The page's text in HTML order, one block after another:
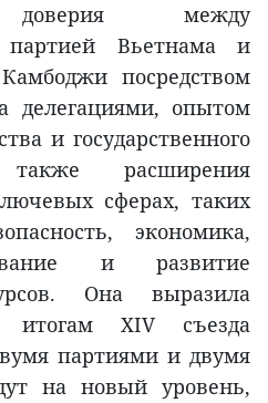
доверия между
партией Вьетнама и
посредством
делегациями, опытом
и государственного
расширения
сферах, таких
экономика,
и развитие
Она выразила
XIV съезда
партиями и двумя
на новый уровень,